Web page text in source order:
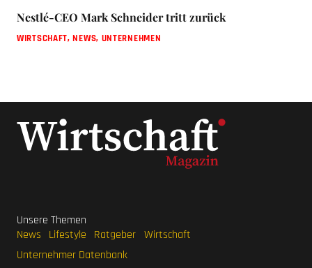
Nestlé-CEO Mark Schneider tritt zurück
WIRTSCHAFT,NEWS, UNTERNEHMEN
Unsere Themen
News
Lifestyle Ratgeber Wirtschaft
Unternehmer Datenbank